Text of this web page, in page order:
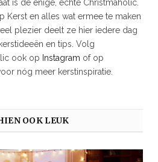
is de enige, echte Christmaholic.
Kerst en alles wat ermee te maken
plezier deelt ze hier iedere dag
en tips. Volg
ook op Instagram of op
nóg meer kerstinspiratie.
OOK LEUK